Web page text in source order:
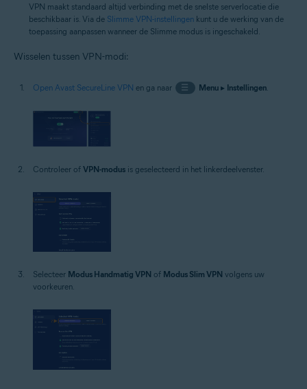
VPN maakt standaard altijd verbinding met de snelste serverlocatie die
beschikbaar is. Via de Slimme VPN-instellingen kunt u de werking van de
toepassing aanpassen wanneer de Slimme modus is ingeschakeld.
Wisselen tussen VPN-modi:
Open Avast SecureLine VPN en ga naar ☰ Menu▸ Instellingen.
Controleer of VPN-modus is geselecteerd in het linkerdeelvenster.
Selecteer Modus Handmatig VPN of Modus Slim VPN volgens uw
voorkeuren.